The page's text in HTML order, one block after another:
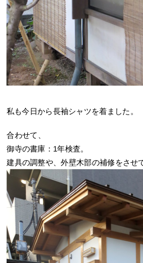
私も今日から長袖シャツを着ました。
合わせて、
御寺の書庫：1年検査。
建具の調整や、外壁木部の補修をさせ